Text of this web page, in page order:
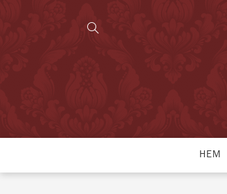
HEM